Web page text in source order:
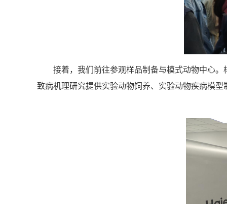
接着，我们前往参观样品制备与模式动物中心
致病机理研究提供实验动物饲养、实验动物疾病模